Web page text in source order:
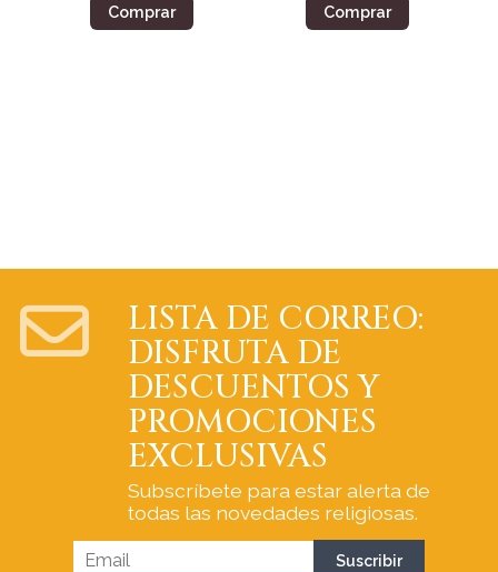
Comprar Comprar
LISTA DE CORREO:
DISFRUTA DE
DESCUENTOS Y
PROMOCIONES
EXCLUSIVAS
Subscríbete para estar alerta de
todas las novedades religiosas.